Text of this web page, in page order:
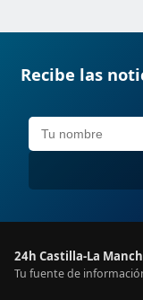
Recibe las
24h Castilla-La
Tu fuente de